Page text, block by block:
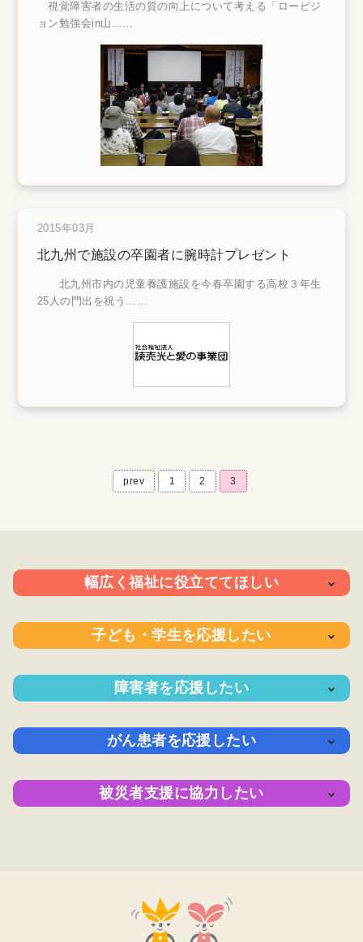
視覚障害者の生活の質の向上について考える「ロービジ
ョン勉強会in山 ……
2015年03月
北九州で施設の卒園者に腕時計プレゼント
北九州市内の児童養護施設を今春卒園する高校３年生
25人の門出を祝う ……
prev 1 2 3
幅広く福祉に役立ててほしい
支援の内
支援の実
績
寄付の方
子ども・学生を応援したい
支援の内
支援の実
績
寄付の方
障害者を応援したい
支援の内
支援の実
績
寄付の方
がん患者を応援したい
支援の内
支援の実
績
寄付の方
被災者支援に協力したい